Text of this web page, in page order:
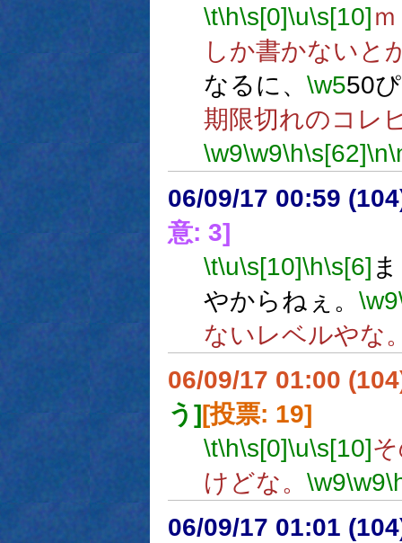
\t\h\s[0]\u\s[10]
しか書かないと
なるに、 \w550
期限切れのコレ
\w9\w9\h\s[62]\n
06/09/17 00:59
意: 3]
\t\u\s[10]\h\s[6]
やからねぇ。 \w9
ないレベルやな
06/09/17 01:00
う][投票: 19]
\t\h\s[0]\u\s[10]
けどな。 \w9\w9
06/09/17 01:01